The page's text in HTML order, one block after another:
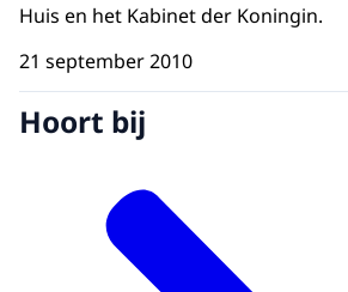
Huis en het Kabinet der Koningin.
21 september 2010
Hoort bij